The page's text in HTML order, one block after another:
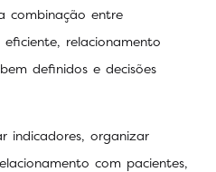
combinação entre
relacionamento
definidos e decisões
indicadores, organizar
com pacientes,